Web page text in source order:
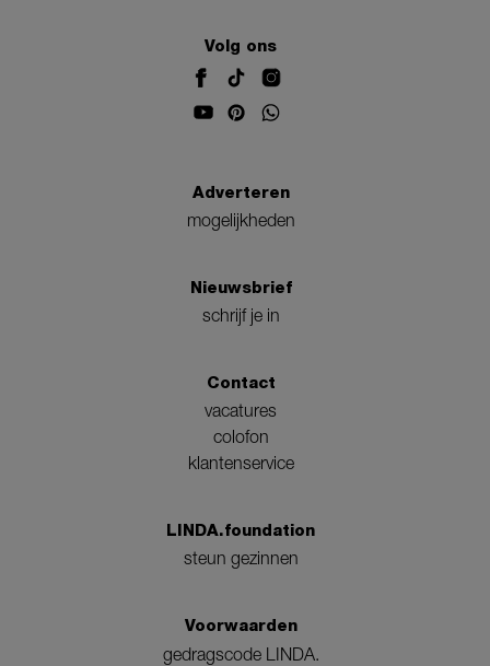
Volg ons
Adverteren
mogelijkheden
Nieuwsbrief
schrijf je in
Contact
vacatures
colofon
klantenservice
LINDA.foundation
steun gezinnen
Voorwaarden
gedragscode LINDA.